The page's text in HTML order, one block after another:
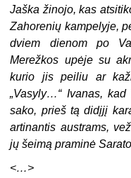
Jaška žinojo, kas
Zahorenių kampelyje,
dviem dienom po
Merežkos upėje su
kurio jis peiliu ar
„Vasyly…“ Ivanas,
sako, prieš tą didįjį
artinantis austrams,
jų šeimą praminė
<…>